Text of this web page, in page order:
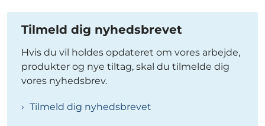
Tilmeld dig nyhedsbrevet
Hvis du vil holdes opdateret om vores arbejde,
produkter og nye tiltag, skal du tilmelde dig
vores nyhedsbrev.
Tilmeld dig nyhedsbrevet